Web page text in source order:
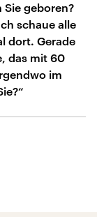
Sie geboren?
schaue alle
dort. Gerade
das mit 60
im